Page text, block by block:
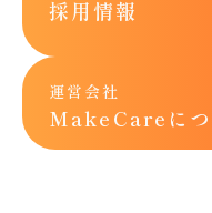
採用情報
運営会社
MakeCareにつ